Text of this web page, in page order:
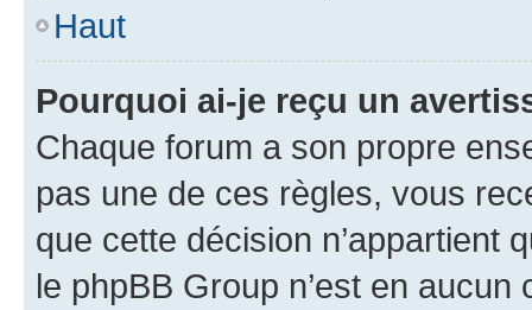
Haut
Pourquoi ai-je reçu un
Chaque forum a son propre
pas une de ces règles, vous
que cette décision n’appartient
le phpBB Group n’est en